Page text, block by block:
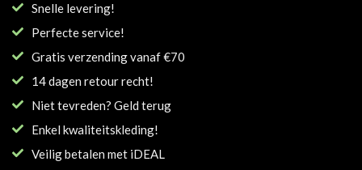
Snelle levering!
Perfecte service!
Gratis verzending vanaf €70
14 dagen retour recht!
Niet tevreden? Geld terug
Enkel kwaliteitskleding!
Veilig betalen met iDEAL